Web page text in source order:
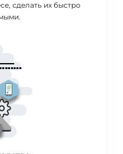
сделать их быстро